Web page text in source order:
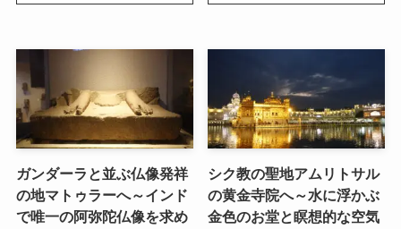
日本仏教とその歴史
親鸞とドストエフスキー・世界文学
親鸞とドストエフスキー
ガンダーラと並ぶ仏像発祥
の地マトゥラーへ～インド
で唯一の阿弥陀仏像を求め
シク教の聖地アムリトサル
の黄金寺院へ～水に浮かぶ
金色のお堂と瞑想的な空気